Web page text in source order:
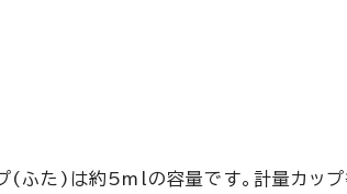
(ふた)は約5mlの容量です。計量カップ